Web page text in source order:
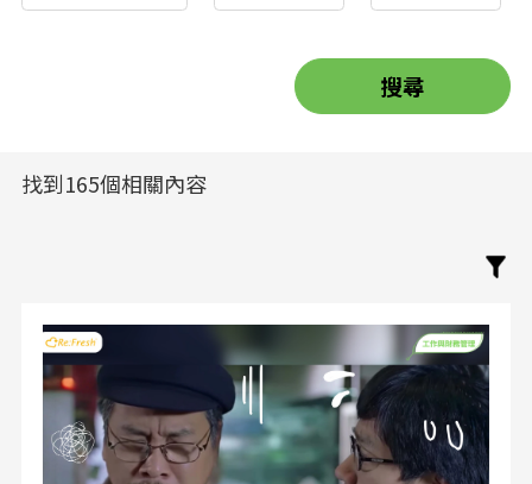
找到165個相關內容